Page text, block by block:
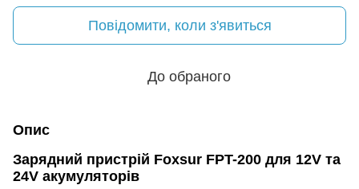
Повідомити, коли з'явиться
До обраного
Опис
Зарядний пристрій Foxsur FPT-200 для 12V та
24V акумуляторів